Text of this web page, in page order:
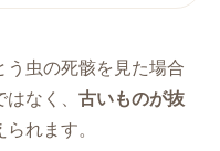
う虫の死骸を見た場合
なく、 古いものが抜
られます。